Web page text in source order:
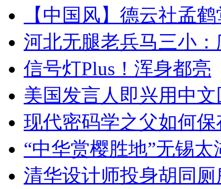
【中国风】德云社孟
河北无腿老兵马三小
信号灯Plus！浑身都亮
美国发言人即兴用中
现代密码学之父如何
“中华赏樱胜地”无锡
清华设计师投身胡同